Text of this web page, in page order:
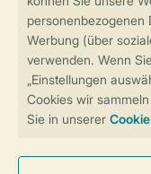
Sichere
Sicheres